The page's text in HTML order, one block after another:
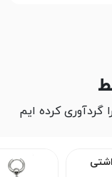
کرده ایم